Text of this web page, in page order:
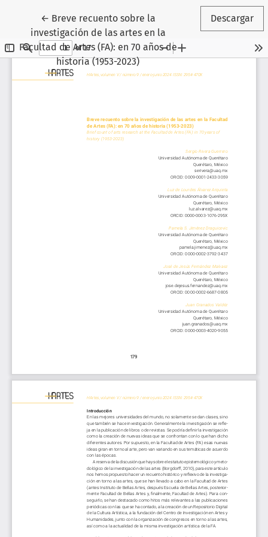
← Volver a los detalles del artículo
Breve recuento sobre la
investigación de las artes en la
Facultad de Artes (FA): en 70 años de
historia (1953-2023)
Descargar